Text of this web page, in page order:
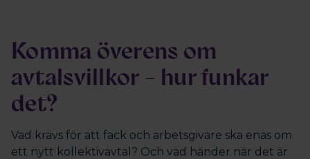
Komma överens om
avtalsvillkor - hur funkar
det?
Vad krävs för att fack och arbetsgivare ska enas om
ett nytt kollektivavtal? Och vad händer när det är